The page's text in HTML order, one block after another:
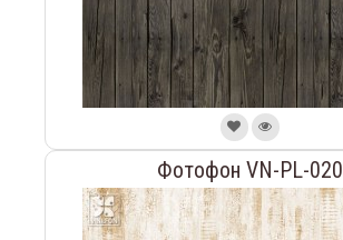
Фотофон VN-PL-020